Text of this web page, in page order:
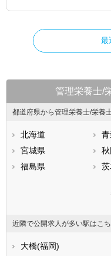
最
管理栄養士/
都道府県から管理栄養士/栄養
北海道
宮城県
福島県
石川県
静岡県
近隣で公開求人が多い駅はこ
大橋(福岡)